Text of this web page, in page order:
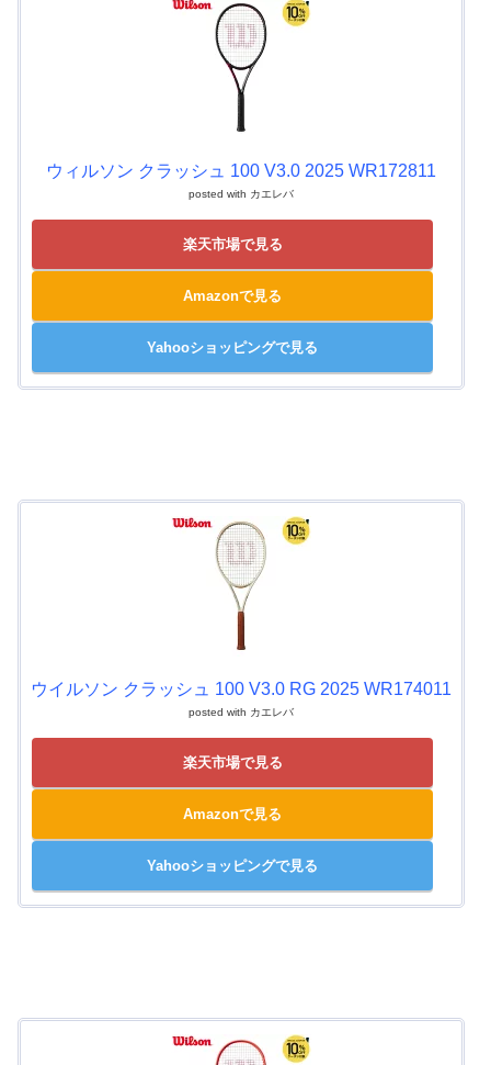
ウィルソン クラッシュ 100 V3.0 2025 WR172811
posted with カエレバ
楽天市場で見る
Amazonで見る
Yahooショッピングで見る
ウイルソン クラッシュ 100 V3.0 RG 2025 WR174011
posted with カエレバ
楽天市場で見る
Amazonで見る
Yahooショッピングで見る